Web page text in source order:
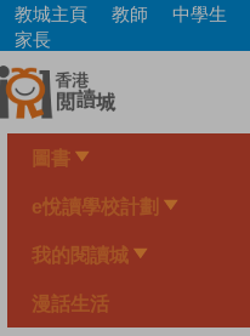
Skip
main
content
教城主頁 教師 中學生
家長
圖書
e悅讀學校計劃
我的閱讀城
漫話生活